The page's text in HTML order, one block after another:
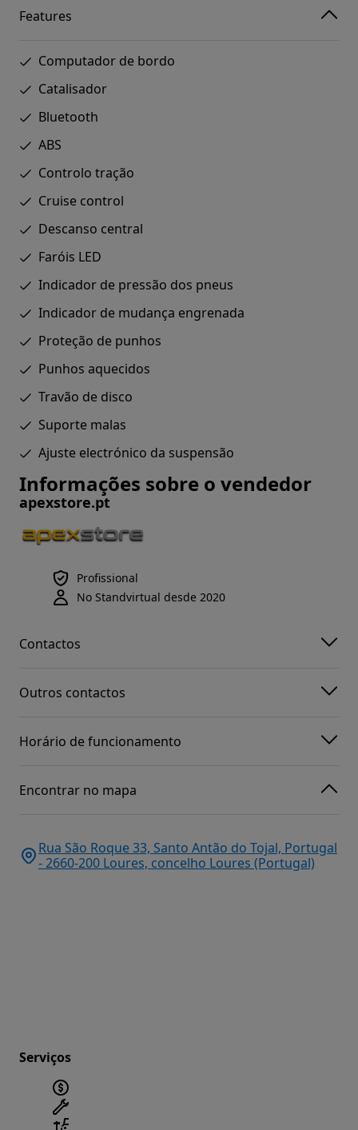
Features
Computador de bordo
Catalisador
Bluetooth
ABS
Controlo tração
Cruise control
Descanso central
Faróis LED
Indicador de pressão dos pneus
Indicador de mudança engrenada
Proteção de punhos
Punhos aquecidos
Travão de disco
Suporte malas
Ajuste electrónico da suspensão
Informações sobre o vendedor
apexstore.pt
Profissional
No Standvirtual desde 2020
Contactos
Outros contactos
Horário de funcionamento
Encontrar no mapa
Rua São Roque 33, Santo Antão do Tojal, Portugal
- 2660-200 Loures, concelho Loures (Portugal)
Serviços